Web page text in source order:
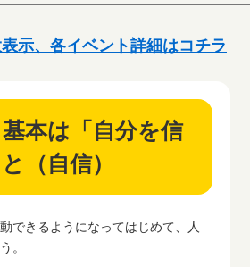
示、各イベント詳細はコチラ
本は「自分を信
（自信）
できるようになってはじめて、人
。